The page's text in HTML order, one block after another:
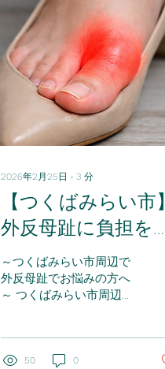
2026年2月25日 ∙ 3 分
【つくばみらい市】
外反母趾に負担をか
ける要因について！
～歩きとの関連～
～つくばみらい市周辺で
外反母趾でお悩みの方へ
～ つくばみらい市周辺で
ませんか？ 外反母趾は親
50 0